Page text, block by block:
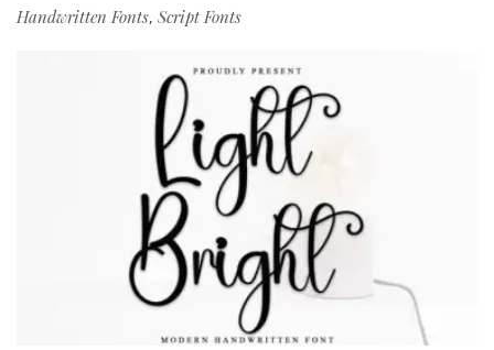
Handwritten Fonts, Script Fonts